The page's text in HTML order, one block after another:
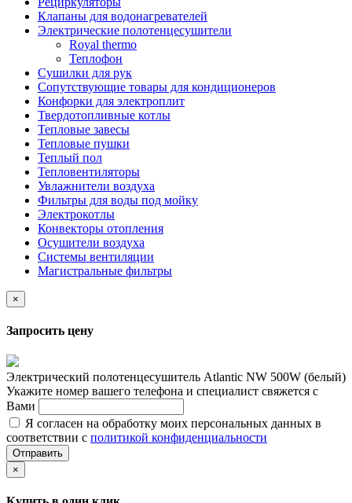
Клапаны для водонагревателей
Электрические полотенцесушители
Royal thermo
Теплофон
Сушилки для рук
Сопутствующие товары для кондиционеров
Конфорки для электроплит
Твердотопливные котлы
Тепловые завесы
Тепловые пушки
Теплый пол
Тепловентиляторы
Увлажнители воздуха
Фильтры для воды под мойку
Электрокотлы
Конвекторы отопления
Осушители воздуха
Системы вентиляции
Магистральные фильтры
×
Запросить цену
Электрический полотенцесушитель Atlantic NW 500W (белый)
Укажите номер вашего телефона и специалист свяжется с
Вами
Я согласен на обработку моих персональных данных в
соответствии с политикой конфиденциальности
Отправить
×